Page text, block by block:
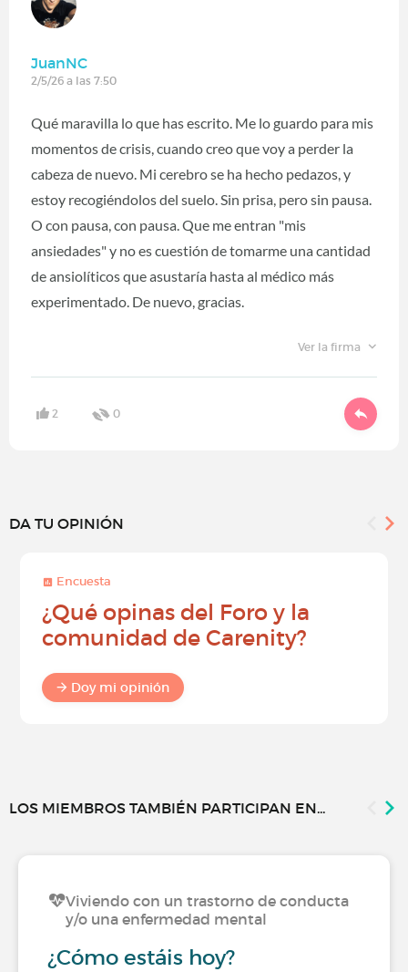
JuanNC
2/5/26 a las 7:50
Qué maravilla lo que has escrito. Me lo guardo para mis
momentos de crisis, cuando creo que voy a perder la
cabeza de nuevo. Mi cerebro se ha hecho pedazos, y
estoy recogiéndolos del suelo. Sin prisa, pero sin pausa.
O con pausa, con pausa. Que me entran "mis
ansiedades" y no es cuestión de tomarme una cantidad
de ansiolíticos que asustaría hasta al médico más
experimentado. De nuevo, gracias.
Ver la firma
2 0
DA TU OPINIÓN
Encuesta
¿Qué opinas del Foro y la
comunidad de Carenity?
Doy mi opinión
LOS MIEMBROS TAMBIÉN PARTICIPAN EN...
Viviendo con un trastorno de conducta
y/o una enfermedad mental
¿Cómo estáis hoy?